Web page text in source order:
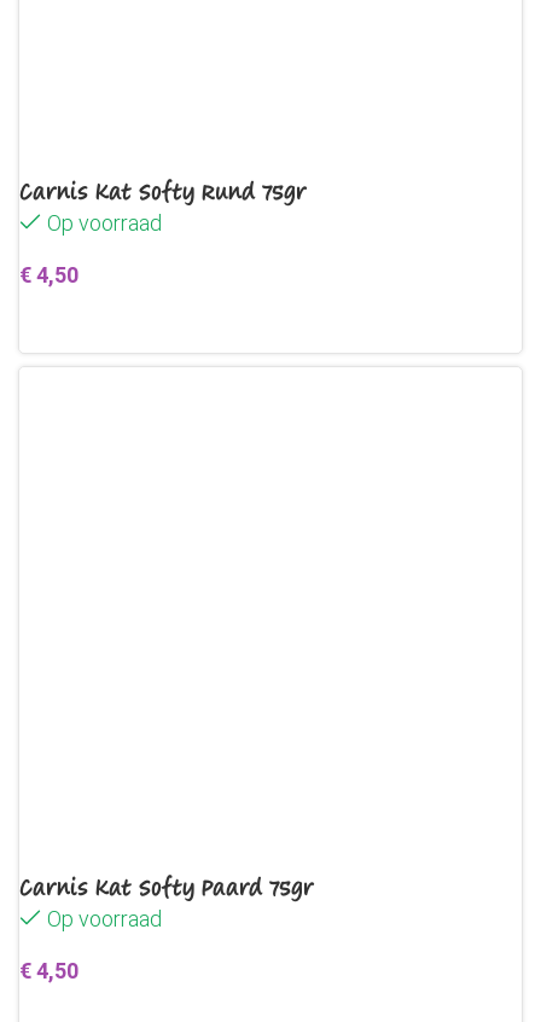
Carnis Kat Softy Rund 75gr
Op voorraad
€4,50
Carnis Kat Softy Paard 75gr
Op voorraad
€4,50